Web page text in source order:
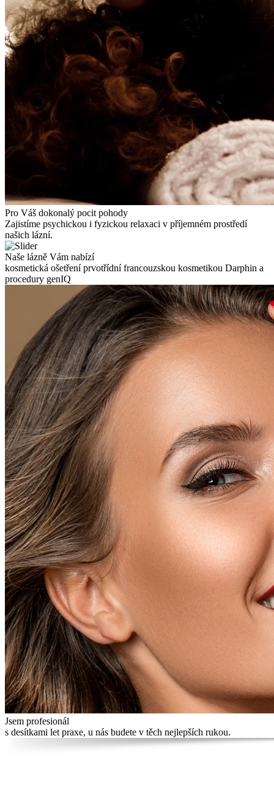
Pro Váš dokonalý pocit pohody
Zajistíme psychickou i fyzickou relaxaci v příjemném prostředí
našich lázní.
Naše lázně Vám nabízí
kosmetická ošetření prvotřídní francouzskou kosmetikou Darphin a
procedury genIQ
Jsem profesionál
s desítkami let praxe, u nás budete v těch nejlepších rukou.